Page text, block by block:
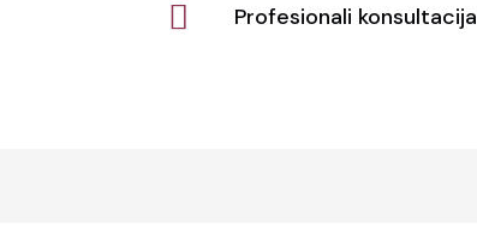
Profesionali konsultacija